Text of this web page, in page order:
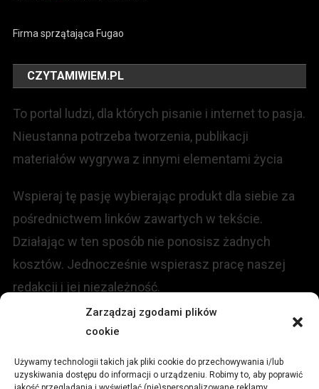
Zarządzaj zgodami plików
cookie
Używamy technologii takich jak pliki cookie do przechowywania i/lub
uzyskiwania dostępu do informacji o urządzeniu. Robimy to, aby poprawić
Firma sprzątająca Fugao
CZYTAMIWIEM.PL
To portal ludzi, dla których pisanie i internet to pasja.
Nieustanna potrzeba tworzenia, publikacji
materiałów wygrywa z innymi elementami życia
Wspieraj tę pasję wybierając produkt dla siebie za
pośrednictwem linków zawartych w tekście.
Działając w ten sposób nie ponosisz żadnych
kosztów. Jednocześnie wspierasz pracę naszej
redakcji i jej niezależność.
Redakcja portalu: